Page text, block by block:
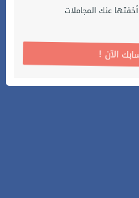
عنك المجاملات
الآن